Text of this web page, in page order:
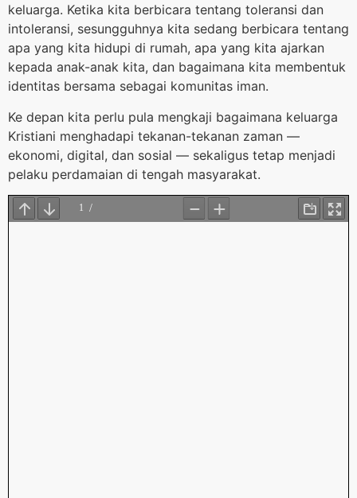
keluarga. Ketika kita berbicara tentang toleransi dan
intoleransi, sesungguhnya kita sedang berbicara tentang
apa yang kita hidupi di rumah, apa yang kita ajarkan
kepada anak-anak kita, dan bagaimana kita membentuk
identitas bersama sebagai komunitas iman.
Ke depan kita perlu pula mengkaji bagaimana keluarga
Kristiani menghadapi tekanan-tekanan zaman —
ekonomi, digital, dan sosial — sekaligus tetap menjadi
pelaku perdamaian di tengah masyarakat.